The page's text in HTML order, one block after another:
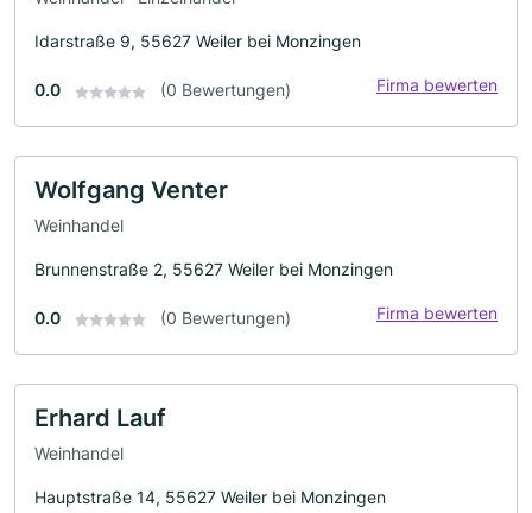
Idarstraße 9, 55627 Weiler bei Monzingen
0.0 (0 Bewertungen) Firma bewerten
Wolfgang Venter
Weinhandel
Brunnenstraße 2, 55627 Weiler bei Monzingen
0.0 (0 Bewertungen) Firma bewerten
Erhard Lauf
Weinhandel
Hauptstraße 14, 55627 Weiler bei Monzingen